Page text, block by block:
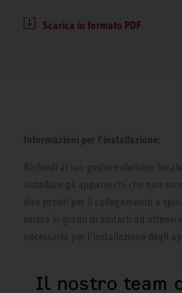
Scarica in formato PDF
Informazioni per l’installazione:
Richiedi al tuo gestore elettrico
installare gli apparecchi che non
dire pronti per il collegamento a
essere in grado di aiutarti ad
necessario per l’installazione degli
Il nostro team